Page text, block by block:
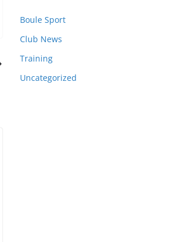
Boule Sport
Club News
Training
Uncategorized